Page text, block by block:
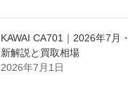
KAWAI CA701｜2026年7月
新解説と買取相場
2026年7月1日